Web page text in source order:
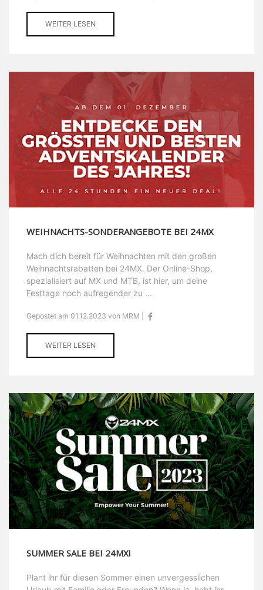
WEITER LESEN
WEIHNACHTS-SONDERANGEBOTE BEI 24MX
Mach dich bereit für Weihnachten mit den großen
Weihnachtsrabatten bei 24MX. Der Online-Shop,
spezialisiert auf MX und MTB, ist hier, um deine
Festtage noch aufregender zu ...
Gepostet am 01.12.2023 von MRM |
WEITER LESEN
SUMMER SALE BEI 24MX!
Plant ihr für diesen Sommer einen unvergesslichen